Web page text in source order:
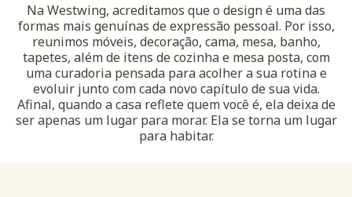
Na Westwing, acreditamos que o design é uma das
formas mais genuínas de expressão pessoal. Por isso,
reunimos móveis, decoração, cama, mesa, banho,
tapetes, além de itens de cozinha e mesa posta, com
uma curadoria pensada para acolher a sua rotina e
evoluir junto com cada novo capítulo de sua vida.
Afinal, quando a casa reflete quem você é, ela deixa de
ser apenas um lugar para morar. Ela se torna um lugar
para habitar.